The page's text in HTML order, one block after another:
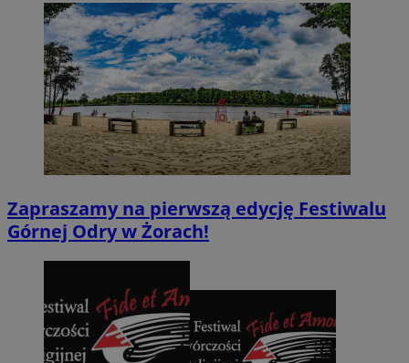
Zapraszamy na pierwszą edycję Festiwalu
Górnej Odry w Żorach!